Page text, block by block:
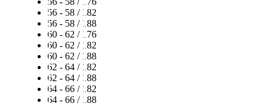
56 - 58 / 182
56 - 58 / 188
60 - 62 / 176
60 - 62 / 182
60 - 62 / 188
62 - 64 / 182
62 - 64 / 188
64 - 66 / 182
64 - 66 / 188